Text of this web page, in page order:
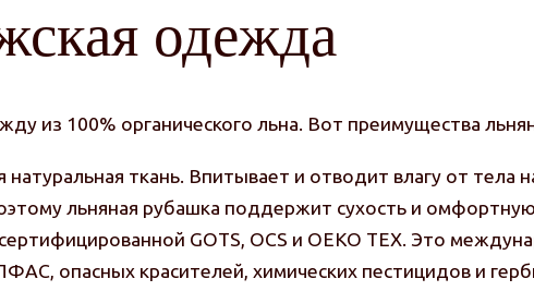
одежда
из 100% органического льна. Вот преимущества
ткань. Впитывает и отводит влагу от тела
льняная рубашка поддержит сухость и
GOTS, OCS и OEKO TEX. Это
опасных красителей, химических пестицидов и